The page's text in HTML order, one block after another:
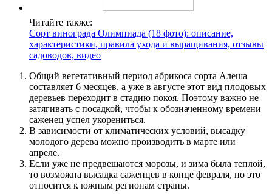
Читайте также:
Сорт винограда Олимпиада (18 фото): описание,
характеристики, правила ухода и выращивания, отзывы
садоводов, видео
Общий вегетативный период абрикоса сорта Алеша
составляет 6 месяцев, а уже в августе этот вид плодовых
деревьев переходит в стадию покоя. Поэтому важно не
затягивать с посадкой, чтобы к обозначенному времени
саженец успел укорениться.
В зависимости от климатических условий, высадку
молодого дерева можно производить в марте или
апреле.
Если уже не предвещаются морозы, и зима была теплой,
то возможна высадка саженцев в конце февраля, но это
относится к южным регионам страны.